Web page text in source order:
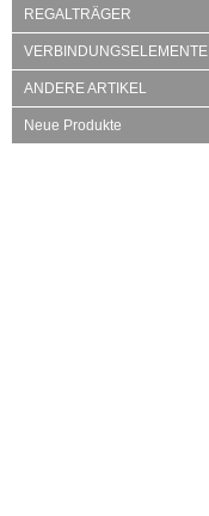
REGALTRÄGER
VERBINDUNGSELEMENTE
ANDERE ARTIKEL
Neue Produkte